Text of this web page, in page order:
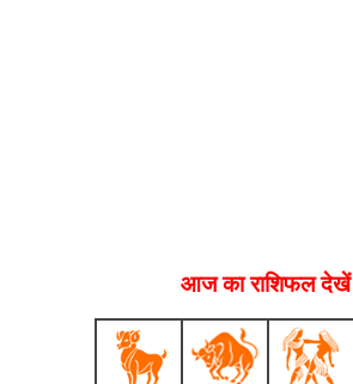
आज का राशिफल देखें